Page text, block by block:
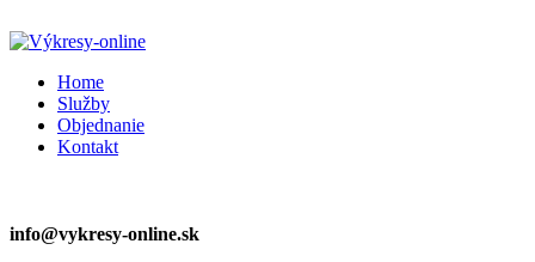
Home
Služby
Objednanie
Kontakt
info@vykresy-online.sk